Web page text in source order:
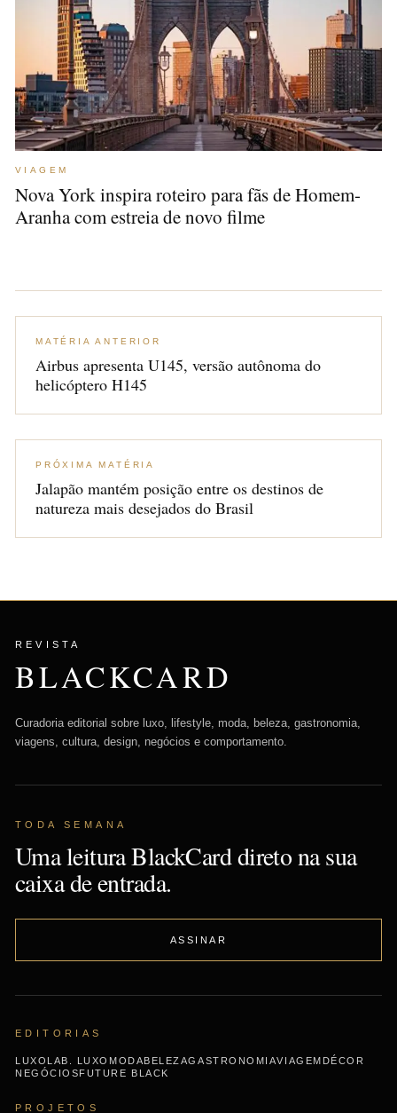
VIAGEM
Nova York inspira roteiro para fãs de Homem-
Aranha com estreia de novo filme
MATÉRIA ANTERIOR
Airbus apresenta U145, versão autônoma do
helicóptero H145
PRÓXIMA MATÉRIA
Jalapão mantém posição entre os destinos de
natureza mais desejados do Brasil
REVISTA
BLACKCARD
Curadoria editorial sobre luxo, lifestyle, moda, beleza, gastronomia,
viagens, cultura, design, negócios e comportamento.
TODA SEMANA
Uma leitura BlackCard direto na sua
caixa de entrada.
ASSINAR
EDITORIAS
LUXO LAB. LUXO MODABELEZAGASTRONOMIAVIAGEM DÉCOR
NEGÓCIOSFUTURE BLACK
PROJETOS